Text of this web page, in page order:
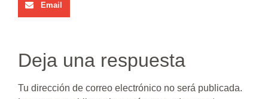
Email
Deja una respuesta
Tu dirección de correo electrónico no será publicada.